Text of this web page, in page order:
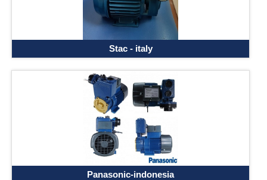
Stac - italy
Panasonic-indonesia